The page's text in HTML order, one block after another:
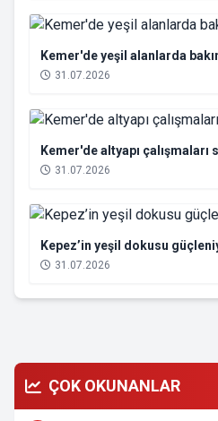
Kemer'de yeşil alanlarda
31.07.2026
Kemer'de altyapı çalışmaları
31.07.2026
Kepez’in yeşil dokusu
31.07.2026
ÇOK OKUNANLAR